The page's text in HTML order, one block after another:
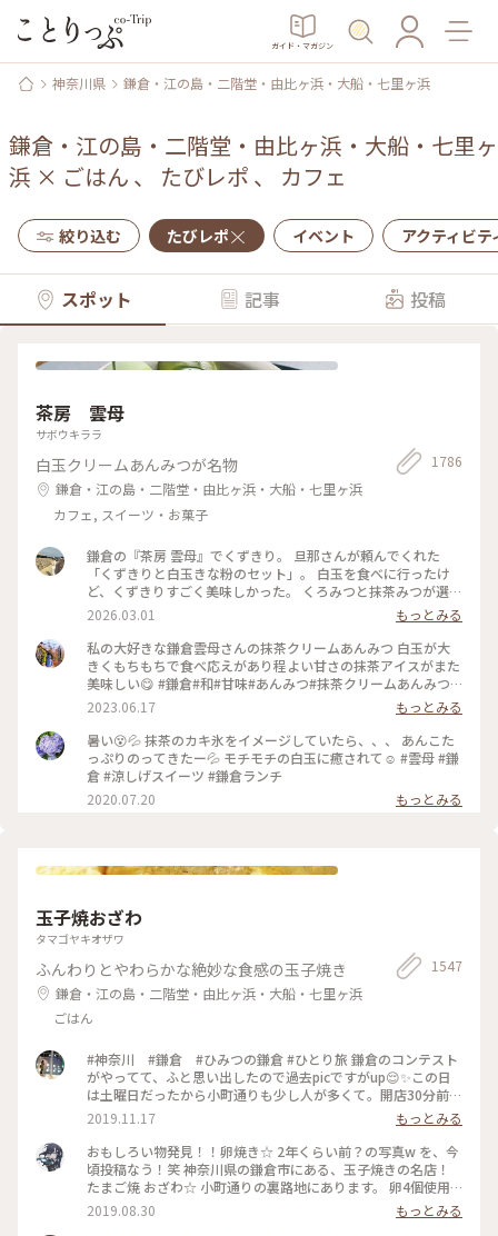
ガイド・マガジン
神奈川県 鎌倉・江の島・二階堂・由比ヶ浜・大船・七里ヶ浜
鎌倉・江の島・二階堂・由比ヶ浜・大船・七里ヶ
浜 × ごはん 、 たびレポ 、 カフェ
絞り込む たびレポ イベント アクティビテ
スポット 記事 投稿
茶房 雲母
サボウキララ
白玉クリームあんみつが名物
鎌倉・江の島・二階堂・由比ヶ浜・大船・七里ヶ浜
カフェ, スイーツ・お菓子
1786
鎌倉の『茶房 雲母』でくずきり。 旦那さんが頼んでくれた
「くずきりと白玉きな粉のセット」。 白玉を食べに行ったけ
ど、くずきりすごく美味しかった。 くろみつと抹茶みつが選べ
ます。 1時間待ちを想定して行ったら、30分も待たずに入れ
た。 梅の見える特等席。 けど、席についてから出てくるまで
30分弱かかったので、だいたい1時間。 1時間くらいなら、並
んでも食べたいクオリティ。 #神奈川#鎌倉#茶房雲母#白玉#お
もちずき#Ayuのおやつ#はじめての鎌倉
2026.03.01
もっとみる
私の大好きな鎌倉雲母さんの抹茶クリームあんみつ 白玉が大
きくもちもちで食べ応えがあり程よい甘さの抹茶アイスがまた
美味しい😋 #鎌倉#和#甘味#あんみつ#抹茶クリームあんみつ#
雲母
2023.06.17
もっとみる
暑い😵💦 抹茶のカキ氷をイメージしていたら、、、 あんこた
っぷりのってきたー💦 モチモチの白玉に癒されて☺️ #雲母 #鎌
倉 #涼しげスイーツ #鎌倉ランチ
2020.07.20
もっとみる
玉子焼おざわ
タマゴヤキオザワ
ふんわりとやわらかな絶妙な食感の玉子焼き
鎌倉・江の島・二階堂・由比ヶ浜・大船・七里ヶ浜
ごはん
1547
#神奈川 #鎌倉 #ひみつの鎌倉 #ひとり旅 鎌倉のコンテスト
がやってて、ふと思い出したので過去picですがup😌✨この日
は土曜日だったから小町通りも少し人が多くて。開店30分前に
並び始めて、既に前に10人ほどいましたよ〜。運良く1巡目で
入れたので、玉子焼きを注文😎なんともいえない甘さと出汁の
お味と、、、とりあえず美味😂笑！また機会があれば行きたい
なあ。
2019.11.17
もっとみる
おもしろい物発見！！卵焼き☆ 2年くらい前？の写真w を、今
頃投稿なう！笑 神奈川県の鎌倉市にある、玉子焼きの名店！
たまご焼 おざわ☆ 小町通りの裏路地にあります。 卵4個使用
で、砂糖醤油の風味の後に、出汁の風味と旨みが来る感じでし
た！ 口当たりは柔らでした！ 記憶でわ… 開店の11時半前に行
2019.08.30
もっとみる